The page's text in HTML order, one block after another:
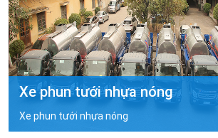
Xe phun tưới nhựa nóng
Xe phun tưới nhựa nóng